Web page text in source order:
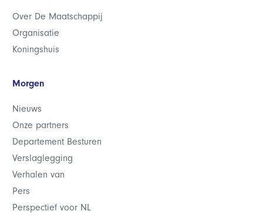
Over De Maatschappij
Organisatie
Koningshuis
Morgen
Nieuws
Onze partners
Departement Besturen
Verslaglegging
Verhalen van
Pers
Perspectief voor NL